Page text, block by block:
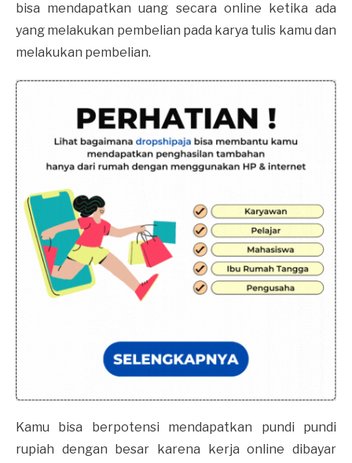
bisa mendapatkan uang secara online ketika ada
yang melakukan pembelian pada karya tulis kamu dan
melakukan pembelian.
Kamu bisa berpotensi mendapatkan pundi pundi
rupiah dengan besar karena kerja online dibayar